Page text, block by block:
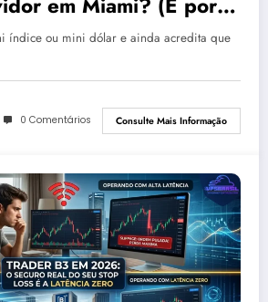
em Miami? (E por
é culpa sua)
índice ou mini dólar e ainda acredita que
0 Comentários Consulte Mais Informação